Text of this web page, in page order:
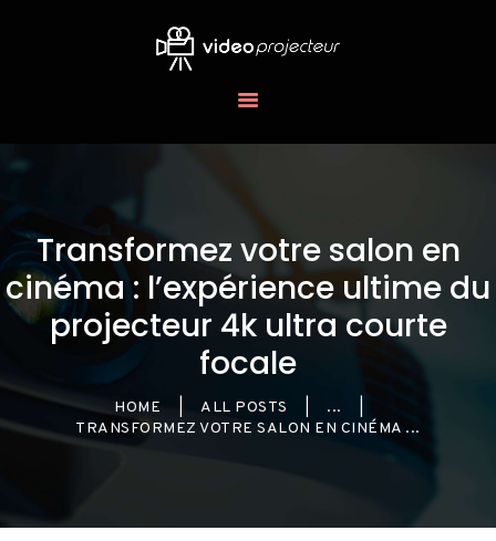
Transformez votre salon en
cinéma : l’expérience ultime du
projecteur 4k ultra courte
focale
HOME ALL POSTS
...
TRANSFORMEZ VOTRE SALON EN CINÉMA ...
VIDÉOPROJECTEURS